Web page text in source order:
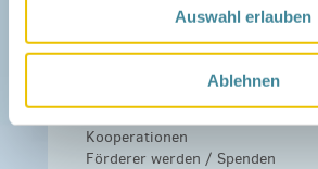
Auswahl erlauben
Ablehnen
Leitbild
Träger und Förderer
Kooperationen
Förderer werden / Spenden